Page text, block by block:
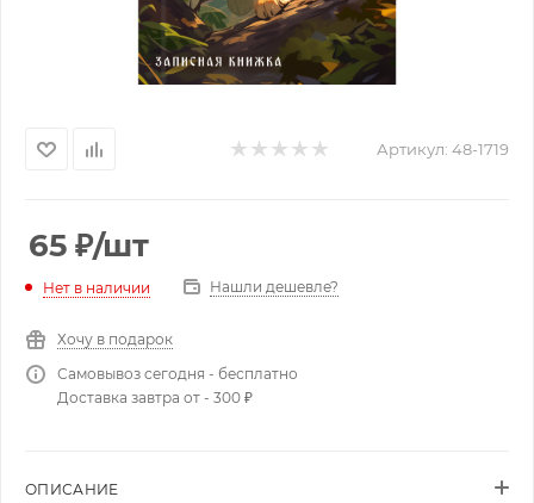
Артикул: 48-1719
65 ₽/шт
Нет в наличии Нашли дешевле?
Хочу в подарок
Самовывоз сегодня - бесплатно
Доставка завтра от - 300 ₽
ОПИСАНИЕ